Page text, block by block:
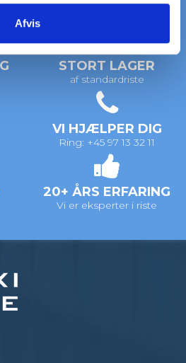
Afvis
STORT LAGER
af standardriste
VI HJÆLPER DIG
Ring: +45 97 13 32 11
20+ ÅRS ERFARING
Vi er eksperter i riste